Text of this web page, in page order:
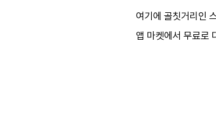
여기에 골칫거리인
앱 마켓에서 무료로